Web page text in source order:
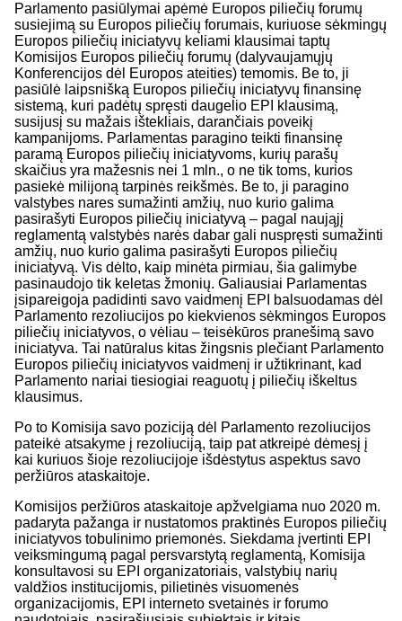
Parlamento pasiūlymai apėmė Europos piliečių forumų
susiejimą su Europos piliečių forumais, kuriuose sėkmingų
Europos piliečių iniciatyvų keliami klausimai taptų
Komisijos Europos piliečių forumų (dalyvaujamųjų
Konferencijos dėl Europos ateities) temomis. Be to, ji
pasiūlė laipsnišką Europos piliečių iniciatyvų finansinę
sistemą, kuri padėtų spręsti daugelio EPI klausimą,
susijusį su mažais ištekliais, darančiais poveikį
kampanijoms. Parlamentas paragino teikti finansinę
paramą Europos piliečių iniciatyvoms, kurių parašų
skaičius yra mažesnis nei 1 mln., o ne tik toms, kurios
pasiekė milijoną tarpinės reikšmės. Be to, ji paragino
valstybes nares sumažinti amžių, nuo kurio galima
pasirašyti Europos piliečių iniciatyvą – pagal naująjį
reglamentą valstybės narės dabar gali nuspręsti sumažinti
amžių, nuo kurio galima pasirašyti Europos piliečių
iniciatyvą. Vis dėlto, kaip minėta pirmiau, šia galimybe
pasinaudojo tik keletas žmonių. Galiausiai Parlamentas
įsipareigoja padidinti savo vaidmenį EPI balsuodamas dėl
Parlamento rezoliucijos po kiekvienos sėkmingos Europos
piliečių iniciatyvos, o vėliau – teisėkūros pranešimą savo
iniciatyva. Tai natūralus kitas žingsnis plečiant Parlamento
Europos piliečių iniciatyvos vaidmenį ir užtikrinant, kad
Parlamento nariai tiesiogiai reaguotų į piliečių iškeltus
klausimus.
Po to Komisija savo poziciją dėl Parlamento rezoliucijos
pateikė atsakyme į rezoliuciją, taip pat atkreipė dėmesį į
kai kuriuos šioje rezoliucijoje išdėstytus aspektus savo
peržiūros ataskaitoje.
Komisijos peržiūros ataskaitoje apžvelgiama nuo 2020 m.
padaryta pažanga ir nustatomos praktinės Europos piliečių
iniciatyvos tobulinimo priemonės. Siekdama įvertinti EPI
veiksmingumą pagal persvarstytą reglamentą, Komisija
konsultavosi su EPI organizatoriais, valstybių narių
valdžios institucijomis, pilietinės visuomenės
organizacijomis, EPI interneto svetainės ir forumo